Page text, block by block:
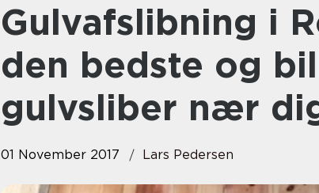
Gulvafslibning i Roskilde – find
den bedste og
gulvsliber nær
01 November 2017 Lars Pedersen